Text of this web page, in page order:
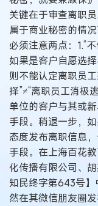
关键在于审查离职
属于商业秘密的情
必须注意两点：1.“
如果是客户自愿选
则不能认定离职员
择”≠“离职员工消极
单位的客户与其或
手段。稍退一步，
态度发布离职信息
手段。在上海百花
化传播有限公司、
知民终字第643号】
然在其微信朋友圈